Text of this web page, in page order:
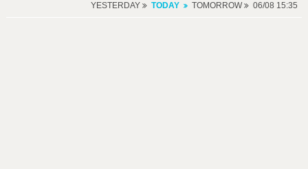
YESTERDAY TODAY TOMORROW 06/08 15:35